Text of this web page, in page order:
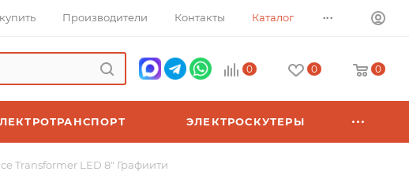
Производители Контакты Каталог ...
0 0 0
ЭЛЕКТРОСКУТЕРЫ
Transformer LED 8" Графиити